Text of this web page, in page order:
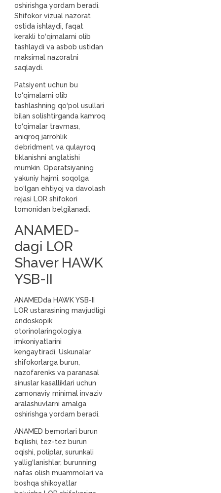
oshirishga yordam beradi.
Shifokor vizual nazorat
ostida ishlaydi, faqat
kerakli to‘qimalarni olib
tashlaydi va asbob ustidan
maksimal nazoratni
saqlaydi.
Patsiyent uchun bu
to‘qimalarni olib
tashlashning qo‘pol usullari
bilan solishtirganda kamroq
to‘qimalar travması,
aniqroq jarrohlik
debridment va qulayroq
tiklanishni anglatishi
mumkin. Operatsiyaning
yakuniy hajmi, soqolga
bo‘lgan ehtiyoj va davolash
rejasi LOR shifokori
tomonidan belgilanadi.
ANAMED-
dagi LOR
Shaver HAWK
YSB-II
ANAMEDda HAWK YSB-II
LOR ustarasining mavjudligi
endoskopik
otorinolaringologiya
imkoniyatlarini
kengaytiradi. Uskunalar
shifokorlarga burun,
nazofarenks va paranasal
sinuslar kasalliklari uchun
zamonaviy minimal invaziv
aralashuvlarni amalga
oshirishga yordam beradi.
ANAMED bemorlari burun
tiqilishi, tez-tez burun
oqishi, poliplar, surunkali
yallig‘lanishlar, burunning
nafas olish muammolari va
boshqa shikoyatlar